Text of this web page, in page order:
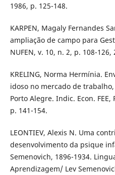
1986, p. 125-148.
KARPEN, Magaly Fernandes
ampliação de campo para
NUFEN, v. 10, n. 2, p. 108-126,
KRELING, Norma Hermínia.
idoso no mercado de
Porto Alegre. Indic. Econ.
p. 141-154.
LEONTIEV, Alexis N. Uma
desenvolvimento da psique
Semenovich, 1896-1934.
Aprendizagem/ Lev